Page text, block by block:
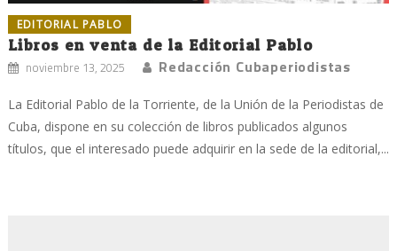
EDITORIAL PABLO
Libros en venta de la Editorial Pablo
noviembre 13, 2025 Redacción Cubaperiodistas
La Editorial Pablo de la Torriente, de la Unión de la Periodistas de
Cuba, dispone en su colección de libros publicados algunos
títulos, que el interesado puede adquirir en la sede de la editorial,...